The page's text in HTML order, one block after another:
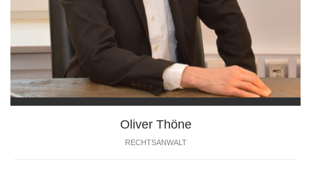
Oliver Thöne
RECHTSANWALT